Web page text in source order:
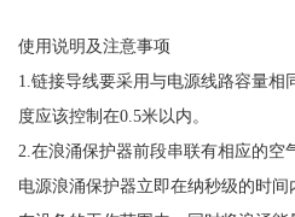
使用说明及注意事项
1.链接导线要采用与电源线路容量相
度应该控制在0.5米以内。
2.在浪涌保护器前段串联有相应的空
电源浪涌保护器立即在纳秒级的时